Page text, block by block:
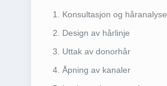
Konsultasjon og håranalyse
Design av hårlinje
Uttak av donorhår
Åpning av kanaler